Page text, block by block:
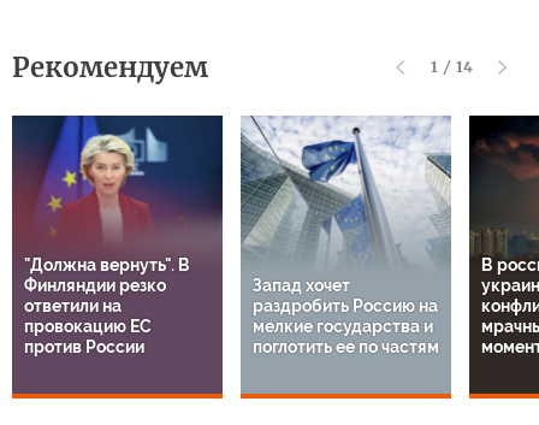
Рекомендуем 1 / 14
"Должна вернуть". В
Финляндии резко
ответили на
провокацию ЕС
против России
Запад хочет
раздробить Россию на
мелкие государства и
поглотить ее по частям
В